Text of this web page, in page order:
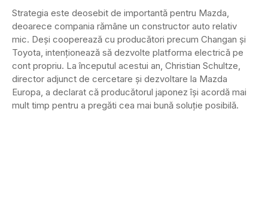
Strategia este deosebit de importantă pentru Mazda,
deoarece compania rămâne un constructor auto relativ
mic. Deși cooperează cu producători precum Changan și
Toyota, intenționează să dezvolte platforma electrică pe
cont propriu. La începutul acestui an, Christian Schultze,
director adjunct de cercetare și dezvoltare la Mazda
Europa, a declarat că producătorul japonez își acordă mai
mult timp pentru a pregăti cea mai bună soluție posibilă.